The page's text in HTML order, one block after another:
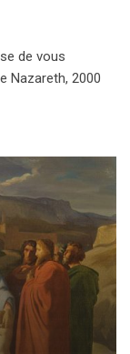
de vous
Nazareth, 2000